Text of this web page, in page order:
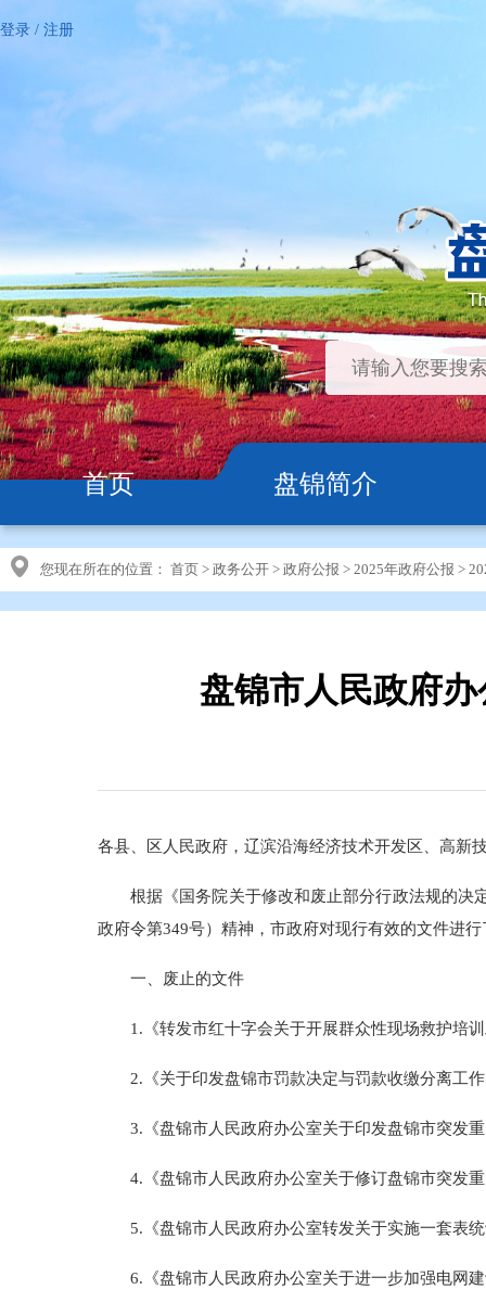
登录 / 注册
首页 盘锦简介
您现在所在的位置： 首页 > 政务公开 > 政府公报 > 2025年政府公报 >
盘锦市人民政府
各县、区人民政府，辽滨沿海经济技术开发区、高新
根据《国务院关于修改和废止部分行政法规的决
政府令第349号）精神，市政府对现行有效的文件进
一、废止的文件
1.《转发市红十字会关于开展群众性现场救护培
2.《关于印发盘锦市罚款决定与罚款收缴分离工
3.《盘锦市人民政府办公室关于印发盘锦市突发
4.《盘锦市人民政府办公室关于修订盘锦市突发
5.《盘锦市人民政府办公室转发关于实施一套表
6.《盘锦市人民政府办公室关于进一步加强电网